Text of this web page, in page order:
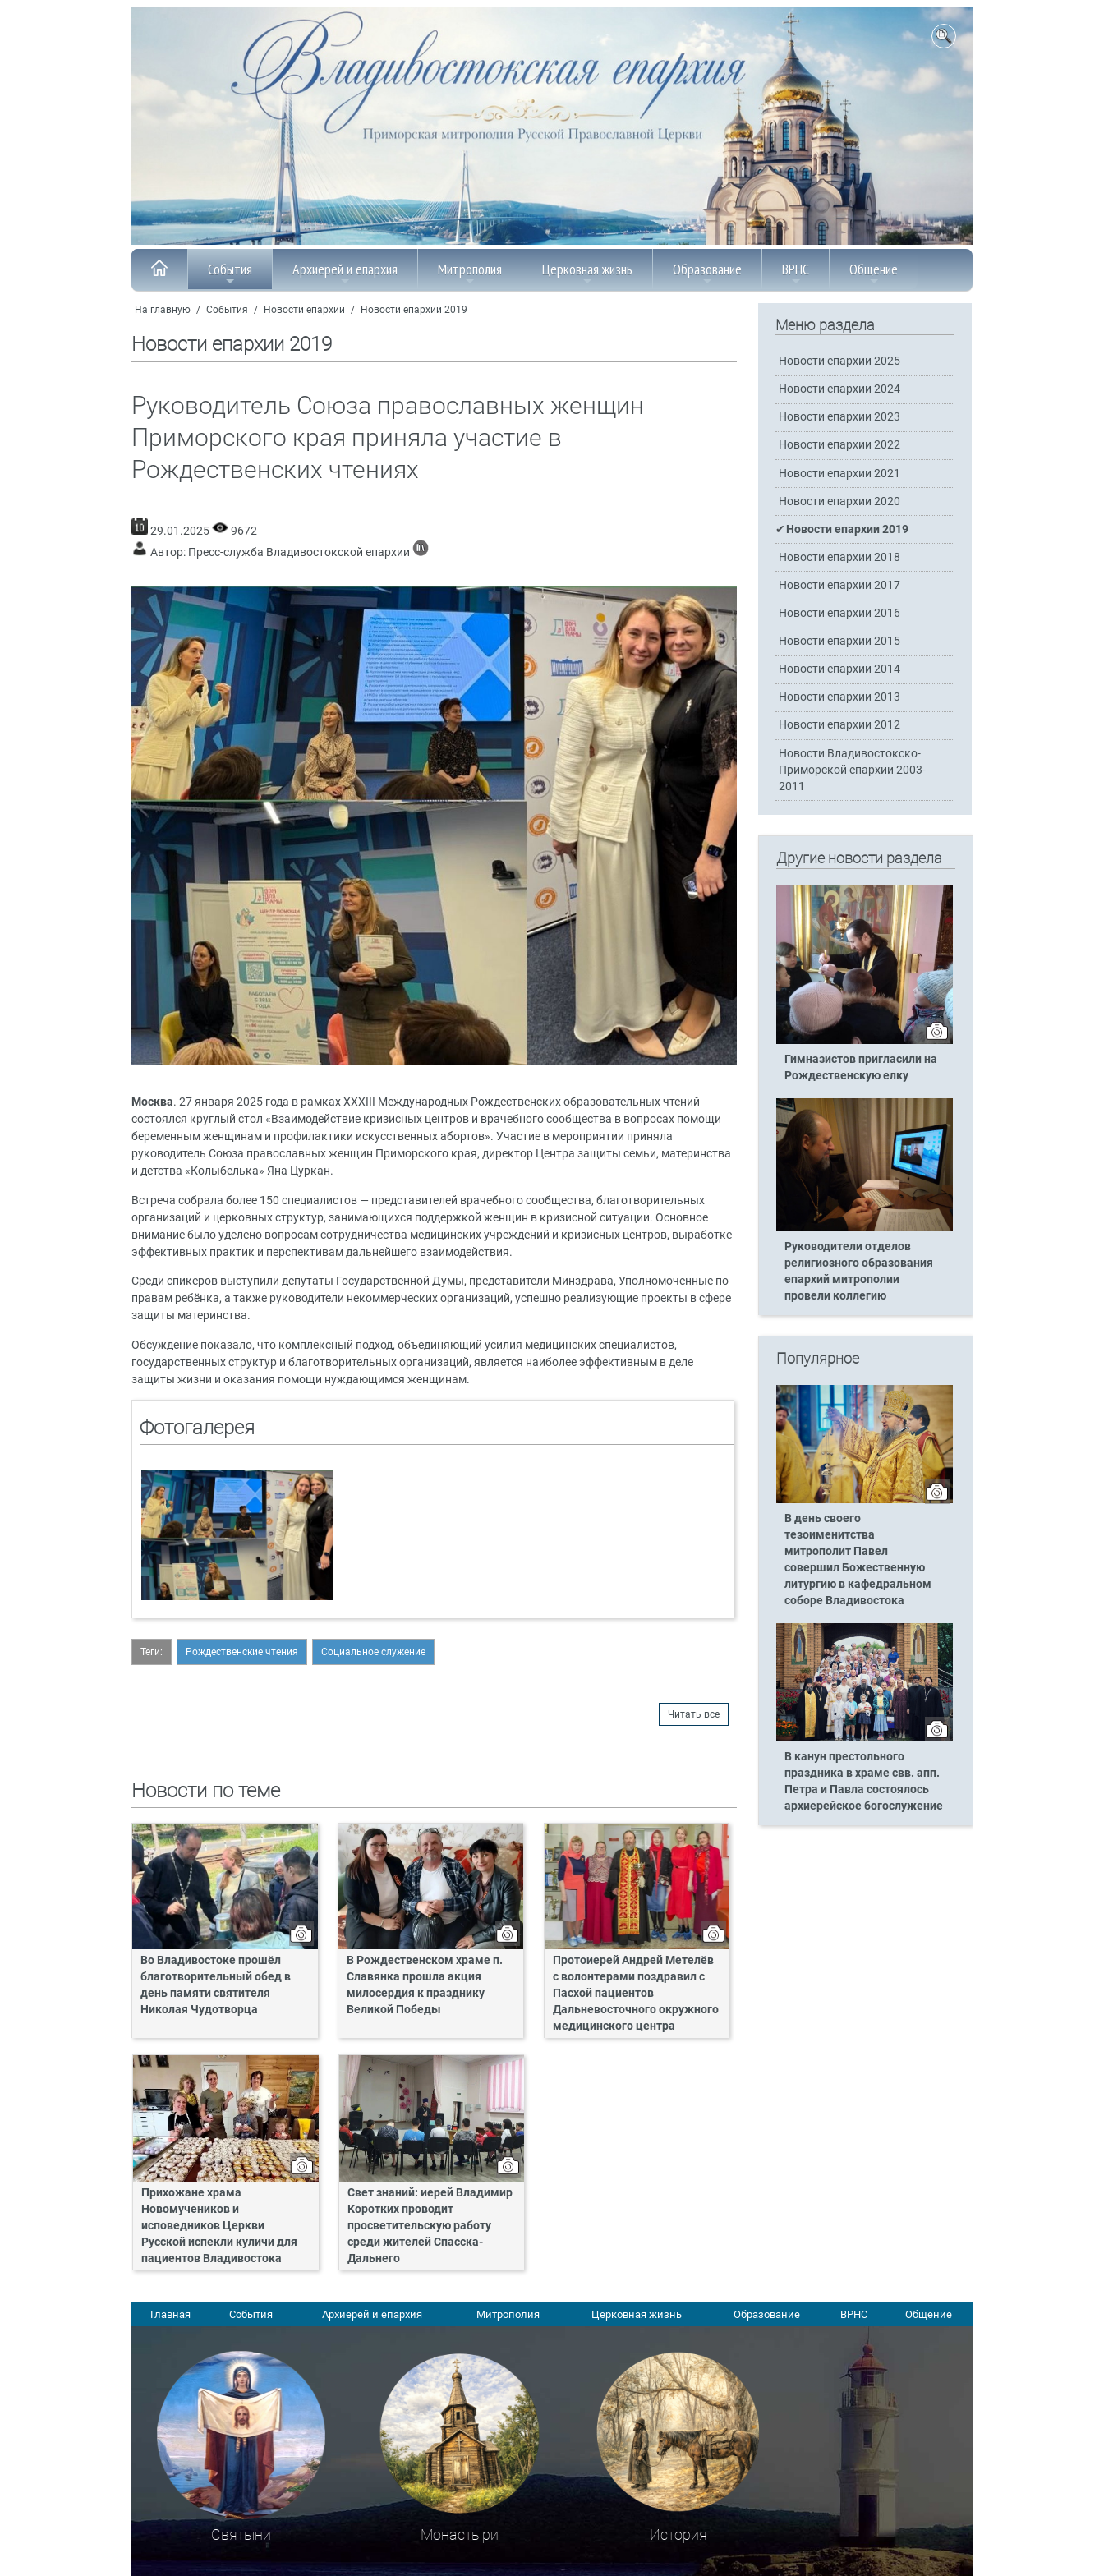
События Архиерей и епархия Митрополия Церковная жизнь Образование ВРНС Общение
На главную / События / Новости епархии / Новости епархии 2019
Новости епархии 2019
Руководитель Союза православных женщин
Приморского края приняла участие в
Рождественских чтениях
29.01.2025
9672
Автор: Пресс-служба Владивостокской епархии
Москва. 27 января 2025 года в рамках XXXIII Международных Рождественских образовательных чтений
состоялся круглый стол «Взаимодействие кризисных центров и врачебного сообщества в вопросах помощи
беременным женщинам и профилактики искусственных абортов». Участие в мероприятии приняла
руководитель Союза православных женщин Приморского края, директор Центра защиты семьи, материнства
и детства «Колыбелька» Яна Цуркан.
Встреча собрала более 150 специалистов — представителей врачебного сообщества, благотворительных
организаций и церковных структур, занимающихся поддержкой женщин в кризисной ситуации. Основное
внимание было уделено вопросам сотрудничества медицинских учреждений и кризисных центров, выработке
эффективных практик и перспективам дальнейшего взаимодействия.
Среди спикеров выступили депутаты Государственной Думы, представители Минздрава, Уполномоченные по
правам ребёнка, а также руководители некоммерческих организаций, успешно реализующие проекты в сфере
защиты материнства.
Обсуждение показало, что комплексный подход, объединяющий усилия медицинских специалистов,
государственных структур и благотворительных организаций, является наиболее эффективным в деле
защиты жизни и оказания помощи нуждающимся женщинам.
Фотогалерея
Теги: Рождественские чтения Социальное служение
Читать все
Новости по теме
Во Владивостоке прошёл
благотворительный обед в
день памяти святителя
Николая Чудотворца
В Рождественском храме п.
Славянка прошла акция
милосердия к празднику
Великой Победы
Протоиерей Андрей Метелёв
с волонтерами поздравил с
Пасхой пациентов
Дальневосточного окружного
медицинского центра
Прихожане храма
Новомучеников и
исповедников Церкви
Русской испекли куличи для
пациентов Владивостока
Свет знаний: иерей Владимир
Коротких проводит
просветительскую работу
среди жителей Спасска-
Дальнего
Меню раздела
Новости епархии 2025
Новости епархии 2024
Новости епархии 2023
Новости епархии 2022
Новости епархии 2021
Новости епархии 2020
Новости епархии 2019
Новости епархии 2018
Новости епархии 2017
Новости епархии 2016
Новости епархии 2015
Новости епархии 2014
Новости епархии 2013
Новости епархии 2012
Новости Владивостокско-
Приморской епархии 2003-
2011
Другие новости раздела
Гимназистов пригласили на
Рождественскую елку
Руководители отделов
религиозного образования
епархий митрополии
провели коллегию
Популярное
В день своего
тезоименитства
митрополит Павел
совершил Божественную
литургию в кафедральном
соборе Владивостока
В канун престольного
праздника в храме свв. апп.
Петра и Павла состоялось
архиерейское богослужение
Главная События Архиерей и епархия Митрополия Церковная жизнь Образование ВРНС Общение
Святыни Монастыри История